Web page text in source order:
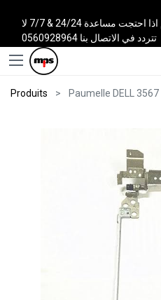
اطلب الان والدفع عند الاستلام اذا احتجت مساعدة 24/24 & 7/7 لا
تتردد في الاتصال بنا 0560928964
Produits Paumelle DELL 3567